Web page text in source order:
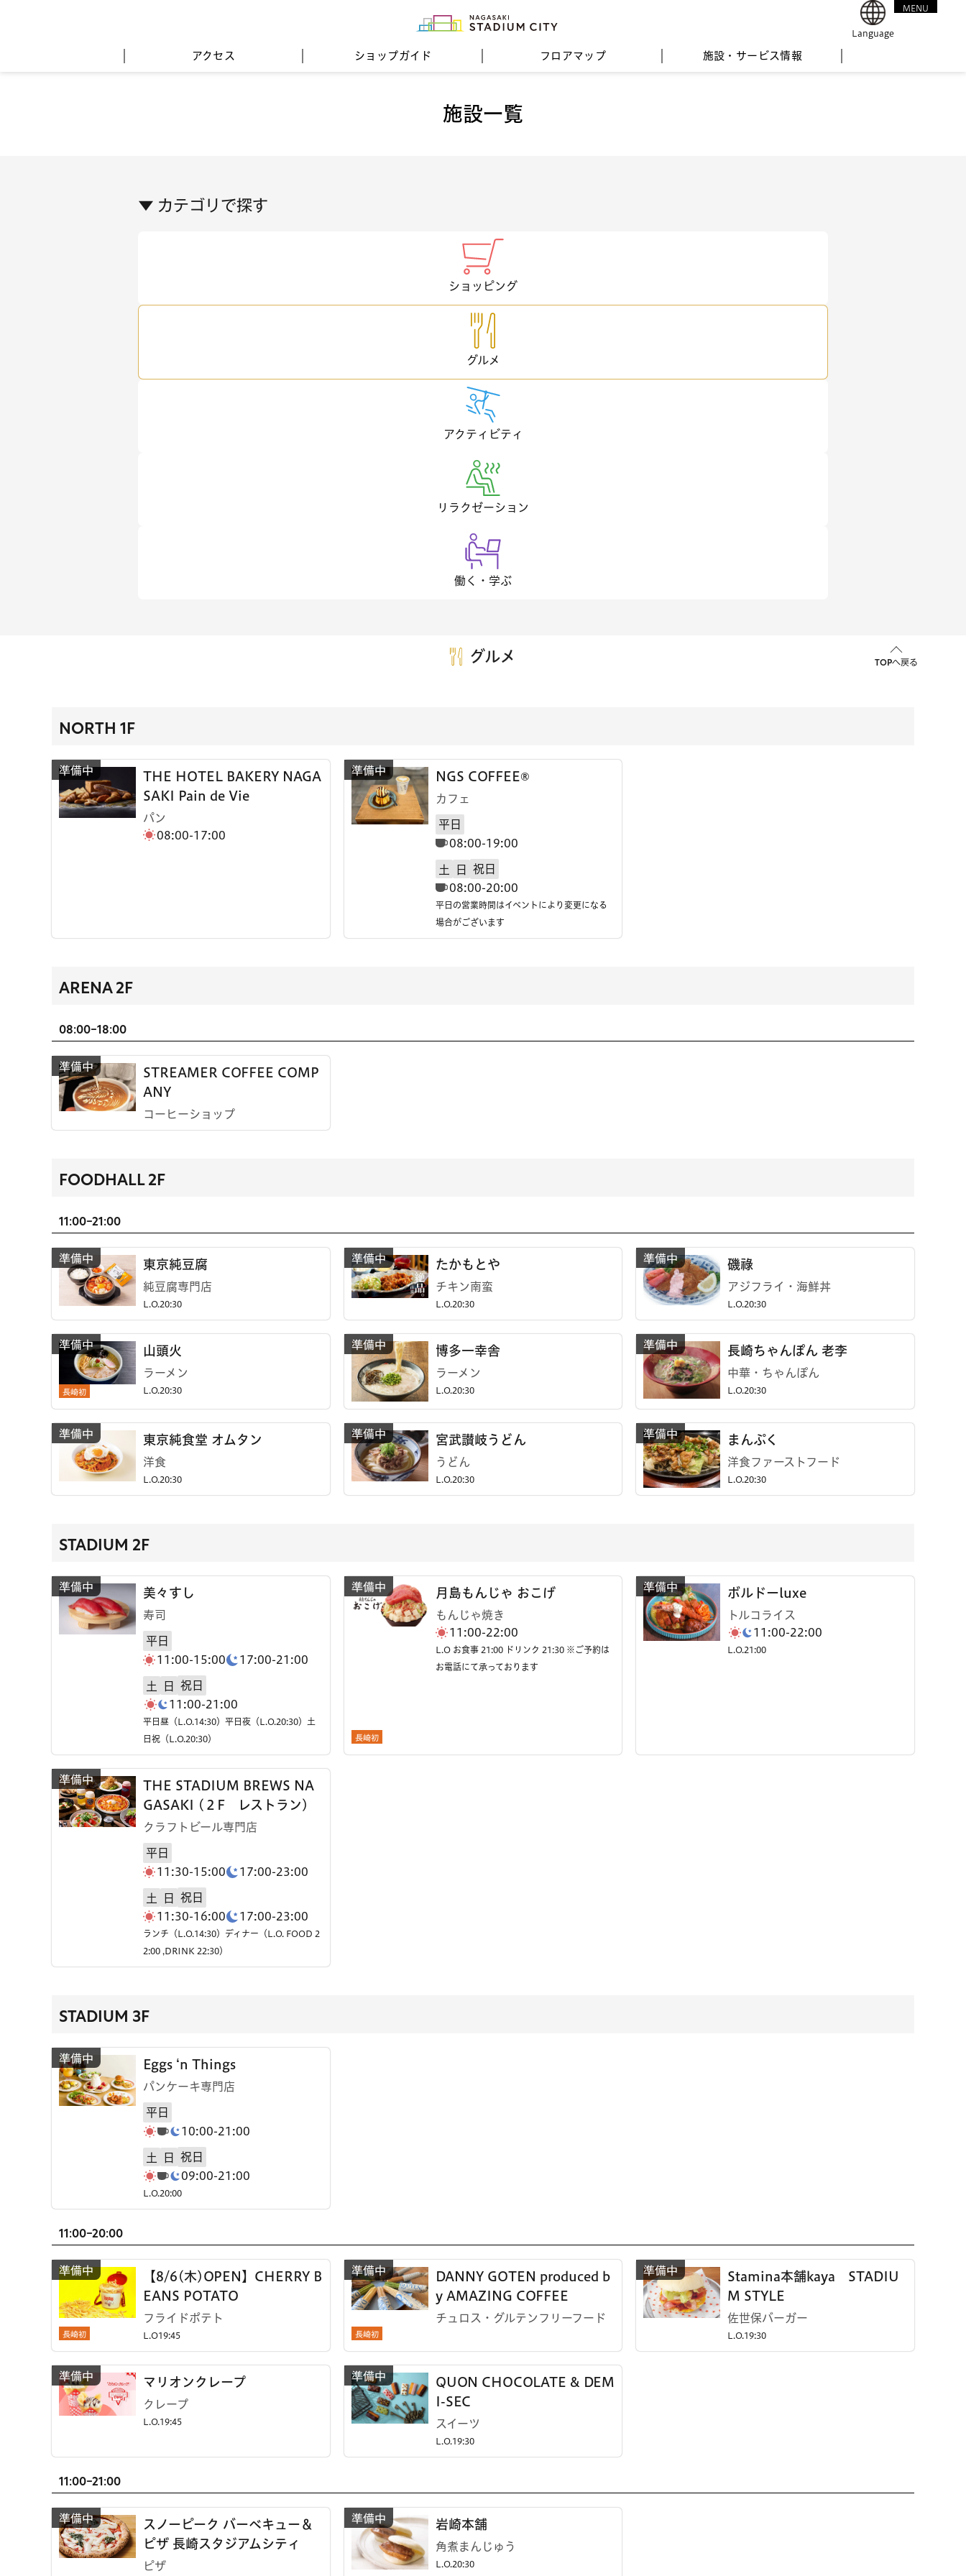
アクセス ショップガイド フロアマップ 施設・サービス情報
Language
MENU
施設一覧
▼ カテゴリで探す
ショッピング
グルメ
アクティビティ
リラクゼーション
働く・学ぶ
グルメ TOPへ戻る
NORTH 1F
THE HOTEL BAKERY NAGA
SAKI Pain de Vie
パン
08:00-17:00
NGS COFFEE®
カフェ
平日
08:00-19:00
土 日
祝日
08:00-20:00
平日の営業時間はイベントにより変更になる
場合がございます
ARENA 2F
08:00-18:00
STREAMER COFFEE COMP
ANY
コーヒーショップ
FOODHALL 2F
11:00-21:00
東京純豆腐
純豆腐専門店
L.O.20:30
たかもとや
チキン南蛮
L.O.20:30
磯祿
アジフライ・海鮮丼
L.O.20:30
長崎初
山頭火
ラーメン
L.O.20:30
博多一幸舎
ラーメン
L.O.20:30
長崎ちゃんぽん 老李
中華・ちゃんぽん
L.O.20:30
東京純食堂 オムタン
洋食
L.O.20:30
宮武讃岐うどん
うどん
L.O.20:30
まんぷく
洋食ファーストフード
L.O.20:30
STADIUM 2F
美々すし
寿司
平日
11:00-15:00
17:00-21:00
土 日
祝日
11:00-21:00
平日昼（L.O.14:30）平日夜（L.O.20:30）土
日祝（L.O.20:30）
長崎初
月島もんじゃ おこげ
もんじゃ焼き
11:00-22:00
L.O お食事 21:00 ドリンク 21:30 ※ご予約は
お電話にて承っております
ボルドーluxe
トルコライス
11:00-22:00
L.O.21:00
THE STADIUM BREWS NA
GASAKI (２F レストラン)
クラフトビール専門店
平日
11:30-15:00
17:00-23:00
土 日
祝日
11:30-16:00
17:00-23:00
ランチ（L.O.14:30）ディナー（L.O. FOOD 2
2:00 ,DRINK 22:30）
STADIUM 3F
Eggs ‘n Things
パンケーキ専門店
平日
10:00-21:00
土 日
祝日
09:00-21:00
L.O.20:00
11:00-20:00
長崎初
【8/6(木)OPEN】CHERRY B
EANS POTATO
フライドポテト
L.O19:45 長崎初
DANNY GOTEN produced b
y AMAZING COFFEE
チュロス・グルテンフリーフード
Stamina本舗kaya STADIU
M STYLE
佐世保バーガー
L.O.19:30
マリオンクレープ
クレープ
L.O.19:45
QUON CHOCOLATE & DEM
I-SEC
スイーツ
L.O.19:30
11:00-21:00
スノーピーク バーベキュー＆
ピザ 長崎スタジアムシティ
ピザ
岩崎本舗
角煮まんじゅう
L.O.20:30